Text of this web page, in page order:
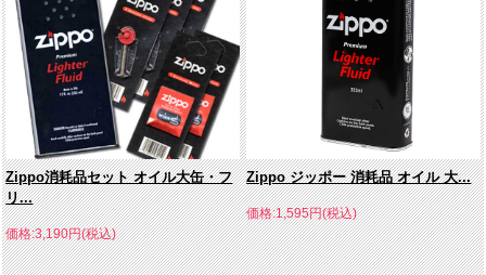
Zippo消耗品セット オイル大缶・フ
リ...
価格:3,190円(税込)
Zippo ジッポー 消耗品 オイル 大...
価格:1,595円(税込)